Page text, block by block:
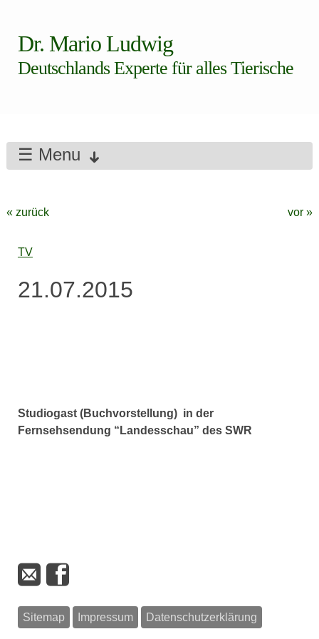
Dr. Mario Ludwig
Deutschlands Experte für alles Tierische
☰ Menu
« zurück vor »
TV
21.07.2015
Studiogast (Buchvorstellung) in der
Fernsehsendung “Landesschau” des SWR
Sitemap Impressum Datenschutzerklärung